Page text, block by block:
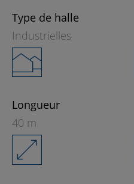
Type de halle
Industrielles
Longueur
40 m